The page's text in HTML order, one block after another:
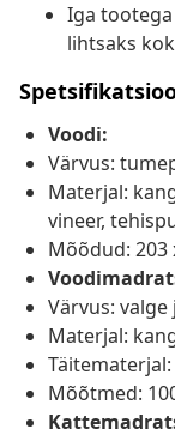
Iga
lihtsaks
Voodi:
Värvus:
Materjal:
vineer,
Mõõdud: 203
Värvus:
Materjal:
Mõõtmed: